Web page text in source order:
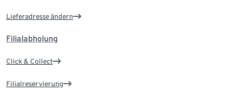
Lieferadresse ändern
Filialabholung
Click & Collect
Filialreservierung